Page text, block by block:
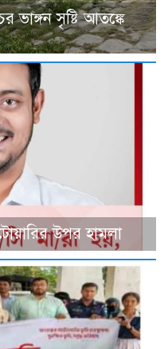
ভাঙ্গন সৃষ্টি আতঙ্কে
উপর হামলা